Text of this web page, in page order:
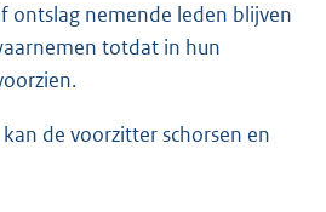
ontslag nemende leden blijven
totdat in hun
de voorzitter schorsen en